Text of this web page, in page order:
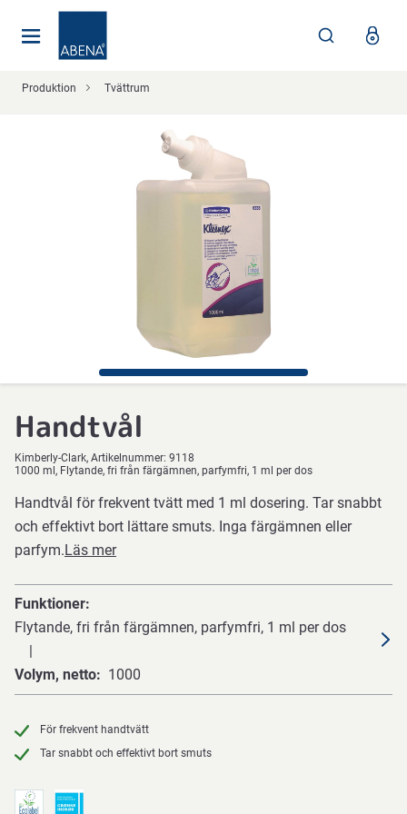
Produktion Tvättrum
Handtvål
Kimberly-Clark Artikelnummer: 9118
1000 ml, Flytande, fri från färgämnen, parfymfri, 1 ml per dos
Handtvål för frekvent tvätt med 1 ml dosering. Tar snabbt
och effektivt bort lättare smuts. Inga färgämnen eller
parfym.Läs mer
Funktioner
Flytande, fri från färgämnen, parfymfri, 1 ml per dos
Volym, netto 1000
För frekvent handtvätt
Tar snabbt och effektivt bort smuts